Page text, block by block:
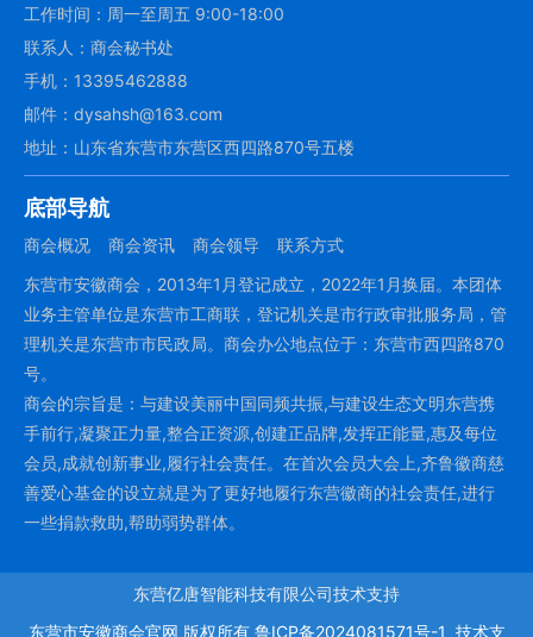
工作时间：周一至周五 9:00-18:00
联系人：商会秘书处
手机：13395462888
邮件：dysahsh@163.com
地址：山东省东营市东营区西四路870号五楼
底部导航
商会概况 商会资讯 商会领导
联系方式
东营市安徽商会，2013年1月登记成立，2022年1月换届。本团体
业务主管单位是东营市工商联，登记机关是市行政审批服务局，管
理机关是东营市市民政局。商会办公地点位于：东营市西四路870
号。
商会的宗旨是：与建设美丽中国同频共振,与建设生态文明东营携
手前行,凝聚正力量,整合正资源,创建正品牌,发挥正能量,惠及每位
会员,成就创新事业,履行社会责任。在首次会员大会上,齐鲁徽商慈
善爱心基金的设立就是为了更好地履行东营徽商的社会责任,进行
一些捐款救助,帮助弱势群体。
东营亿唐智能科技有限公司技术支持
东营市安徽商会官网 版权所有 鲁ICP备2024081571号-1 技术支